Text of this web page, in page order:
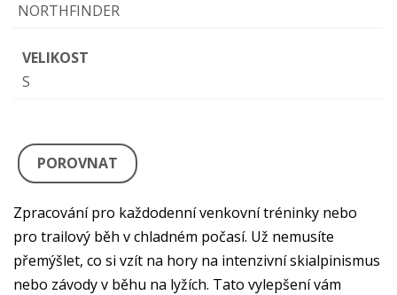
NORTHFINDER
VELIKOST
S
POROVNAT
Zpracování pro každodenní venkovní tréninky nebo
pro trailový běh v chladném počasí. Už nemusíte
přemýšlet, co si vzít na hory na intenzivní skialpinismus
nebo závody v běhu na lyžích. Tato vylepšení vám